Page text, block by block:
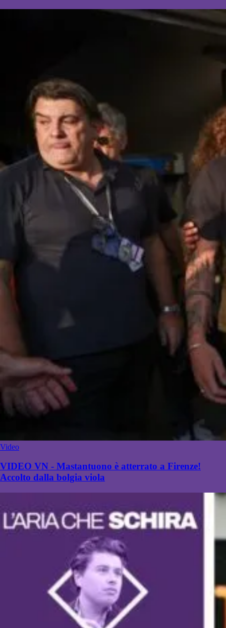
Video
VIDEO VN - Mastantuono è atterrato a Firenze!
Accolto dalla bolgia viola